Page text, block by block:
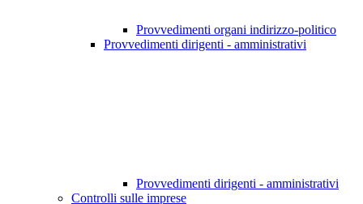
Provvedimenti organi indirizzo-politico
Provvedimenti dirigenti - amministrativi
Provvedimenti dirigenti - amministrativi
Controlli sulle imprese